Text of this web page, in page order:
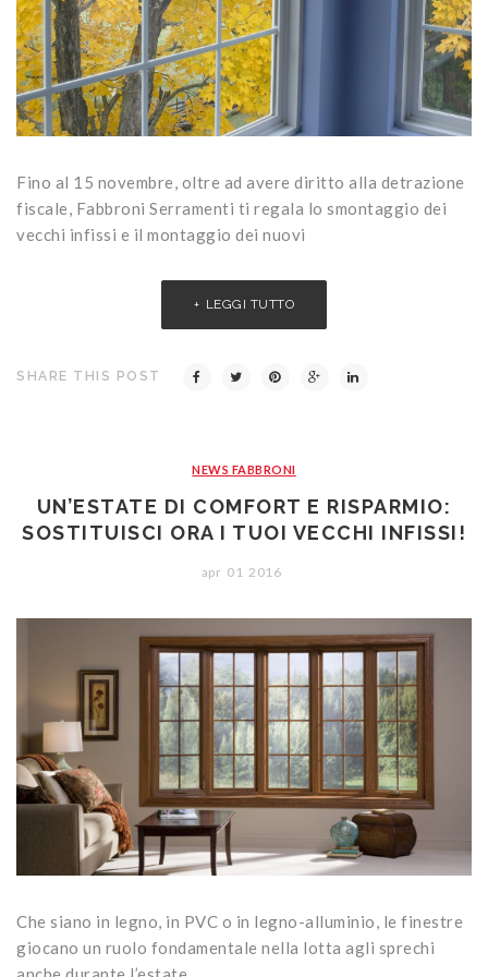
Fino al 15 novembre, oltre ad avere diritto alla detrazione
fiscale, Fabbroni Serramenti ti regala lo smontaggio dei
vecchi infissi e il montaggio dei nuovi
LEGGI TUTTO
SHARE THIS POST
NEWS FABBRONI
UN’ESTATE DI COMFORT E RISPARMIO:
SOSTITUISCI ORA I TUOI VECCHI INFISSI!
apr 01 2016
Che siano in legno, in PVC o in legno-alluminio, le finestre
giocano un ruolo fondamentale nella lotta agli sprechi